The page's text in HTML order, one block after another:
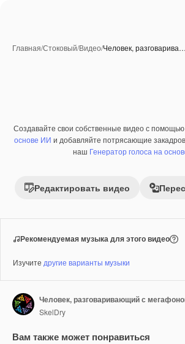
Главная/Стоковый/Видео/Человек, разговарива…
Премиум
Создавайте свои собственные видео с помощью
основе ИИ и добавляйте потрясающие
наш Генератор голоса на
Редактировать видео
Рекомендуемая музыка для этого видео
Изучите другие варианты музыки
SkelDry
Вам также может понравиться